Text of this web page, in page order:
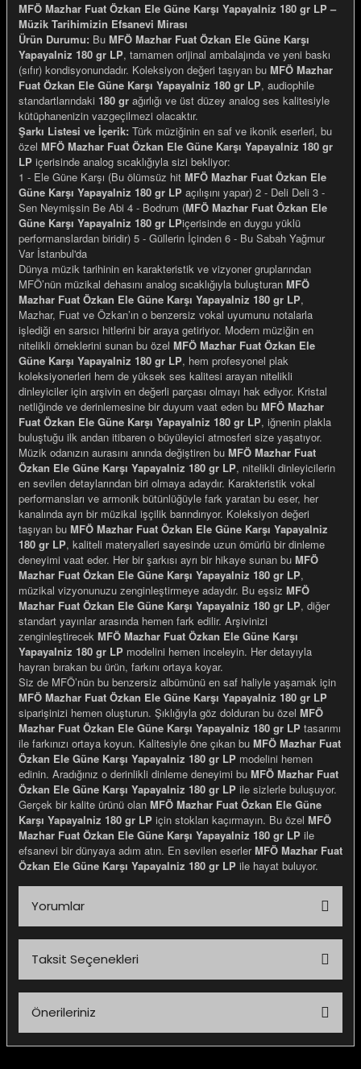
Gemiler
MFÖ Mazhar Fuat Özkan Ele Güne Karşı Yapayalniz 180 gr LP –
Müzik Tarihimizin Efsanevi Mirası
Ürün Durumu: Bu MFÖ Mazhar Fuat Özkan Ele Güne Karşı
Yapayalniz 180 gr LP, tamamen orijinal ambalajında ve yeni baskı
(sıfır) kondisyonundadır. Koleksiyon değeri taşıyan bu MFÖ Mazhar
Fuat Özkan Ele Güne Karşı Yapayalniz 180 gr LP, audiophile
standartlarındaki 180 gr ağırlığı ve üst düzey analog ses kalitesiyle
kütüphanenizin vazgeçilmezi olacaktır.
Şarkı Listesi ve İçerik: Türk müziğinin en saf ve ikonik eserleri, bu
özel MFÖ Mazhar Fuat Özkan Ele Güne Karşı Yapayalniz 180 gr
LP içerisinde analog sıcaklığıyla sizi bekliyor:
1 - Ele Güne Karşı (Bu ölümsüz hit MFÖ Mazhar Fuat Özkan Ele
Güne Karşı Yapayalniz 180 gr LP açılışını yapar) 2 - Deli Deli 3 -
Sen Neymişsin Be Abi 4 - Bodrum (MFÖ Mazhar Fuat Özkan Ele
Güne Karşı Yapayalniz 180 gr LPiçerisinde en duygu yüklü
performanslardan biridir) 5 - Güllerin İçinden 6 - Bu Sabah Yağmur
Var İstanbul'da
Dünya müzik tarihinin en karakteristik ve vizyoner gruplarından
MFÖ’nün müzikal dehasını analog sıcaklığıyla buluşturan MFÖ
Mazhar Fuat Özkan Ele Güne Karşı Yapayalniz 180 gr LP,
Mazhar, Fuat ve Özkan’ın o benzersiz vokal uyumunu notalarla
işlediği en sarsıcı hitlerini bir araya getiriyor. Modern müziğin en
nitelikli örneklerini sunan bu özel MFÖ Mazhar Fuat Özkan Ele
Güne Karşı Yapayalniz 180 gr LP, hem profesyonel plak
koleksiyonerleri hem de yüksek ses kalitesi arayan nitelikli
dinleyiciler için arşivin en değerli parçası olmayı hak ediyor. Kristal
netliğinde ve derinlemesine bir duyum vaat eden bu MFÖ Mazhar
Fuat Özkan Ele Güne Karşı Yapayalniz 180 gr LP, iğnenin plakla
buluştuğu ilk andan itibaren o büyüleyici atmosferi size yaşatıyor.
Müzik odanızın aurasını anında değiştiren bu MFÖ Mazhar Fuat
Özkan Ele Güne Karşı Yapayalniz 180 gr LP, nitelikli dinleyicilerin
en sevilen detaylarından biri olmaya adaydır. Karakteristik vokal
performansları ve armonik bütünlüğüyle fark yaratan bu eser, her
kanalında ayrı bir müzikal işçilik barındırıyor. Koleksiyon değeri
taşıyan bu MFÖ Mazhar Fuat Özkan Ele Güne Karşı Yapayalniz
180 gr LP, kaliteli materyalleri sayesinde uzun ömürlü bir dinleme
deneyimi vaat eder. Her bir şarkısı ayrı bir hikaye sunan bu MFÖ
Mazhar Fuat Özkan Ele Güne Karşı Yapayalniz 180 gr LP,
müzikal vizyonunuzu zenginleştirmeye adaydır. Bu eşsiz MFÖ
Mazhar Fuat Özkan Ele Güne Karşı Yapayalniz 180 gr LP, diğer
standart yayınlar arasında hemen fark edilir. Arşivinizi
zenginleştirecek MFÖ Mazhar Fuat Özkan Ele Güne Karşı
Yapayalniz 180 gr LP modelini hemen inceleyin. Her detayıyla
hayran bırakan bu ürün, farkını ortaya koyar.
Siz de MFÖ’nün bu benzersiz albümünü en saf haliyle yaşamak için
MFÖ Mazhar Fuat Özkan Ele Güne Karşı Yapayalniz 180 gr LP
siparişinizi hemen oluşturun. Şıklığıyla göz dolduran bu özel MFÖ
Mazhar Fuat Özkan Ele Güne Karşı Yapayalniz 180 gr LP tasarımı
ile farkınızı ortaya koyun. Kalitesiyle öne çıkan bu MFÖ Mazhar Fuat
Özkan Ele Güne Karşı Yapayalniz 180 gr LP modelini hemen
edinin. Aradığınız o derinlikli dinleme deneyimi bu MFÖ Mazhar Fuat
Özkan Ele Güne Karşı Yapayalniz 180 gr LP ile sizlerle buluşuyor.
Gerçek bir kalite ürünü olan MFÖ Mazhar Fuat Özkan Ele Güne
Karşı Yapayalniz 180 gr LP için stokları kaçırmayın. Bu özel MFÖ
Mazhar Fuat Özkan Ele Güne Karşı Yapayalniz 180 gr LP ile
efsanevi bir dünyaya adım atın. En sevilen eserlerMFÖ Mazhar Fuat
Özkan Ele Güne Karşı Yapayalniz 180 gr LP ile hayat buluyor.
Yorumlar
Taksit Seçenekleri
Önerileriniz
Bu ürünün fiyat bilgisi, resim, ürün açıklamalarında ve diğer